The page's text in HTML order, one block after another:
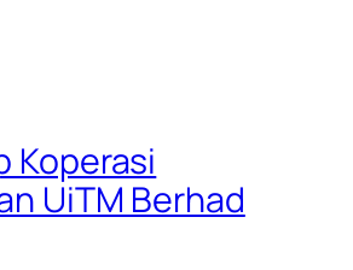
Koperasi
UiTM Berhad